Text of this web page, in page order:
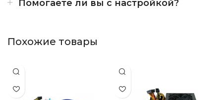
Помогаете ли вы с настройкой?
Похожие товары